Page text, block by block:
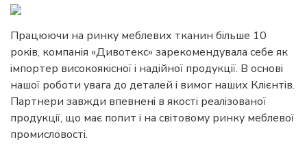
Працюючи на ринку меблевих тканин більше 10
років, компанія «Дивотекс» зарекомендувала себе як
імпортер високоякісної і надійної продукції. В основі
нашої роботи увага до деталей і вимог наших Клієнтів.
Партнери завжди впевнені в якості реалізованої
продукції, що має попит і на світовому ринку меблевої
промисловості.